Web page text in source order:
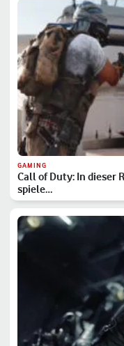
GAMING
Call of Duty: In dieser
spiele…